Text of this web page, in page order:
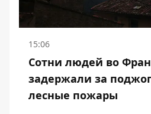
15:06
Сотни людей во
задержали за
лесные пожары